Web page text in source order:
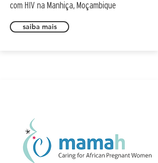
com HIV na Manhiça, Moçambique
saiba mais